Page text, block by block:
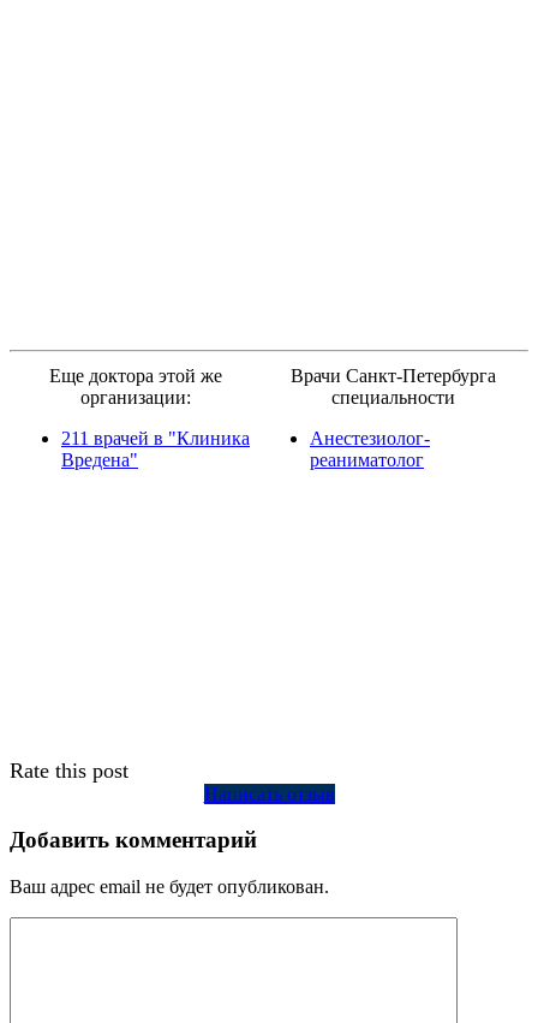
Еще доктора этой же
организации:
211 врачей в "Клиника
Вредена"
Врачи Санкт-Петербурга
специальности
Анестезиолог-
реаниматолог
Rate this post
Написать отзыв
Добавить комментарий
Ваш адрес email не будет опубликован.